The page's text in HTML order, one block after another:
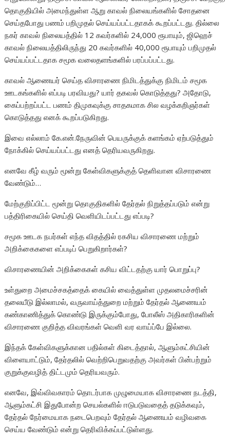
தொகுதியில் அமைந்துள்ள ஆறு காவல் நிலையங்களில் சோதனை
செய்தபோது பணம் பறிமுதல் செய்யப்பட்டதாகக் கூறப்பட்டது. தில்லை
நகர் காவல் நிலையத்தில் 12 கவர்களில் 24,000 ரூபாயும், ஜிஹெச்
காவல் நிலையத்திலிருந்து 20 கவர்களில் 40,000 ரூபாயும் பறிமுதல்
செய்யப்பட்டதாக சமூக வலைதளங்களில் பரப்பப்பட்டது.
காவல் ஆணையர் செய்த விசாரணை நிமிடத்துக்கு நிமிடம் சமூக
ஊடகங்களில் எப்படி பரவியது? யார் தகவல் கொடுத்தது? அதோடு,
கைப்பற்றப்பட்ட பணம் திமுகவுக்கு சாதகமாக சில வழக்கறிஞர்கள்
கொடுத்தது எனக் கூறப்படுகிறது.
இவை எல்லாம் கே.என்.நேருவின் பெயருக்குக் களங்கம் ஏற்படுத்தும்
நோக்கில் செய்யப்பட்டது எனத் தெரியவருகிறது.
எனவே கீழ் வரும் மூன்று கேள்விகளுக்குத் தெளிவான விசாரணை
வேண்டும்…
மேற்குறிப்பிட்ட மூன்று தொகுதிகளில் தேர்தல் நிறுத்தப்படும் என்று
பத்திரிகையில் செய்தி வெளியிடப்பட்டது எப்படி?
சமூக ஊடக நபர்கள் எந்த விதத்தில் ரகசிய விசாரணை மற்றும்
அறிக்கைகளை எப்படிப் பெறுகிறார்கள்?
விசாரணையின் அறிக்கைகள் கசிய விட்டதற்கு யார் பொறுப்பு?
உள்துறை அமைச்சகத்தைக் கையில் வைத்துள்ள முதலமைச்சரின்
தலையீடு இல்லாமல், வருவாய்த்துறை மற்றும் தேர்தல் ஆணையம்
கண்காணித்துக் கொண்டு இருக்கும்போது, போலீஸ் அதிகாரிகளின்
விசாரணை குறித்த விவரங்கள் வெளி வர வாய்ப்பே இல்லை.
இந்தக் கேள்விகளுக்கான பதில்கள் கிடைத்தால், ஆளும்கட்சியின்
விளையாட்டும், தேர்தலில் வெற்றிபெறுவதற்கு அவர்கள் பின்பற்றும்
குறுக்குவழித் திட்டமும் தெரியவரும்.
எனவே, இவ்விவகாரம் தொடர்பாக முழுமையாக விசாரணை நடத்தி,
ஆளும்கட்சி இதுபோன்ற செயல்களில் ஈடுபடுவதைத் தடுக்கவும்,
தேர்தல் நேர்மையாக நடைபெறவும் தேர்தல் ஆணையம் வழிவகை
செய்ய வேண்டும் என்று தெரிவிக்கப்பட்டுள்ளது.